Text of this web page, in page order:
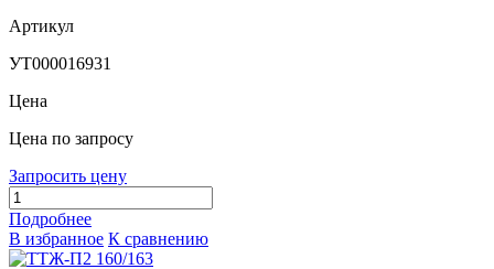
Артикул
УТ000016931
Цена
Цена по запросу
Запросить цену
Подробнее
В избранное К сравнению